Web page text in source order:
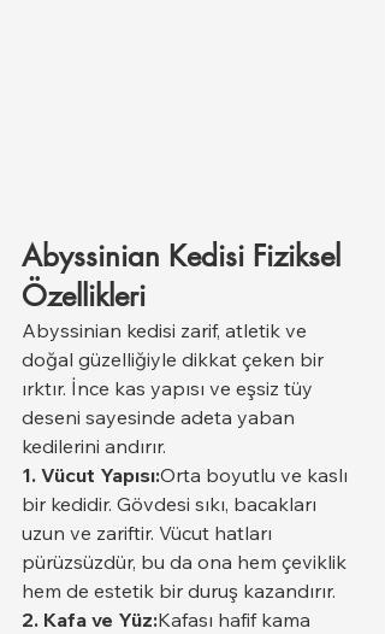
Abyssinian Kedisi Fiziksel
Özellikleri
Abyssinian kedisi zarif, atletik ve
doğal güzelliğiyle dikkat çeken bir
ırktır. İnce kas yapısı ve eşsiz tüy
deseni sayesinde adeta yaban
kedilerini andırır.
1. Vücut Yapısı:Orta boyutlu ve kaslı
bir kedidir. Gövdesi sıkı, bacakları
uzun ve zariftir. Vücut hatları
pürüzsüzdür, bu da ona hem çeviklik
hem de estetik bir duruş kazandırır.
2. Kafa ve Yüz:Kafası hafif kama